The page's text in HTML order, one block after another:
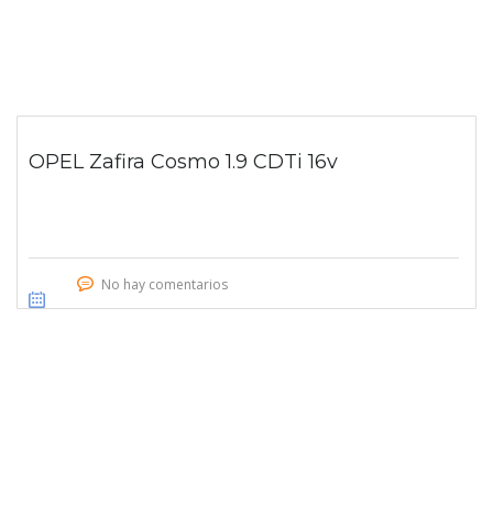
OPEL Zafira Cosmo 1.9 CDTi 16v
No hay comentarios